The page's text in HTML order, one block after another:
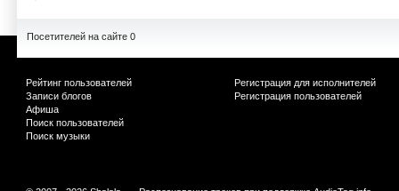
Посетителей на сайте 0
Рейтинг пользователей
Записи блогов
Афиша
Поиск пользователей
Поиск музыки
Регистрация для исполнителей
Регистрация пользователей